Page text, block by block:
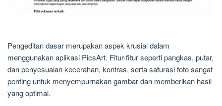
Pengeditan dasar merupakan aspek krusial dalam
menggunakan aplikasi PicsArt. Fitur-fitur seperti pangkas, putar,
dan penyesuaian kecerahan, kontras, serta saturasi foto sangat
penting untuk menyempurnakan gambar dan memberikan hasil
yang optimal.